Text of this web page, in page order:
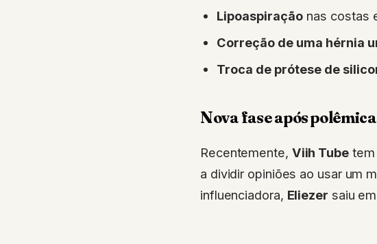
Lipoaspiração nas costas
Correção de uma hérnia
Troca de prótese de
Nova fase após
Recentemente, Viih Tubetem
a dividir opiniões ao usar um
influenciadora, Eliezer saiu